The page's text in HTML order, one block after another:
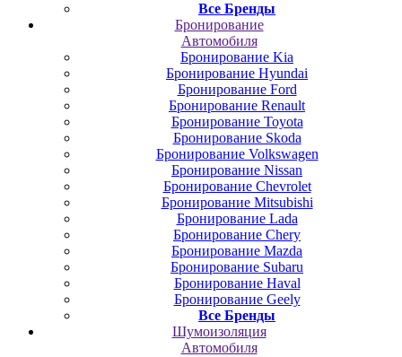
Все Бренды
Бронирование
Автомобиля
Бронирование Kia
Бронирование Hyundai
Бронирование Ford
Бронирование Renault
Бронирование Toyota
Бронирование Skoda
Бронирование Volkswagen
Бронирование Nissan
Бронирование Chevrolet
Бронирование Mitsubishi
Бронирование Lada
Бронирование Chery
Бронирование Mazda
Бронирование Subaru
Бронирование Haval
Бронирование Geely
Все Бренды
Шумоизоляция
Автомобиля